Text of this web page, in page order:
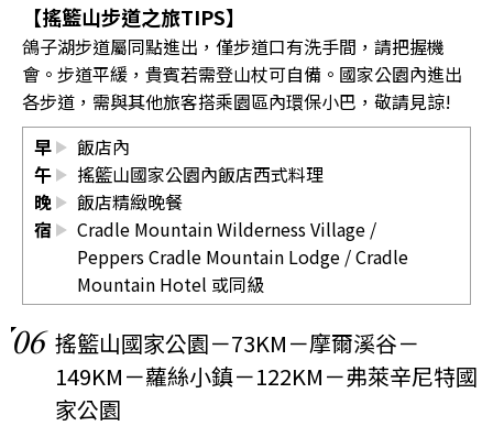
【搖籃山步道之旅TIPS】
鴿子湖步道屬同點進出，僅步道口有洗手間，請把握機
會。步道平緩，貴賓若需登山杖可自備。國家公園內進出
各步道，需與其他旅客搭乘園區內環保小巴，敬請見諒!
早
飯店內
午
搖籃山國家公園內飯店西式料理
晚
飯店精緻晚餐
宿
Cradle Mountain Wilderness Village /
Peppers Cradle Mountain Lodge /Cradle
Mountain Hotel 或同級
06 搖籃山國家公園－73KM－摩爾溪谷－
149KM－蘿絲小鎮－122KM－弗萊辛尼特國
家公園